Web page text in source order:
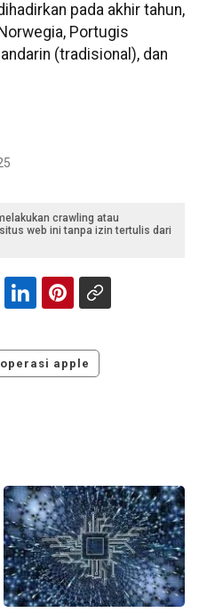
pada akhir tahun,
Portugis
(tradisional), dan
crawling atau
web ini tanpa izin tertulis dari
apple